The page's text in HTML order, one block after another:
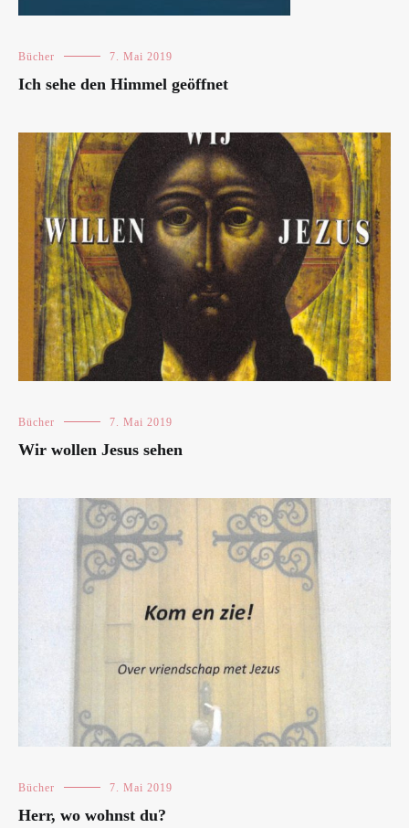
Bücher 7. Mai 2019
Ich sehe den Himmel geöffnet
Bücher 7. Mai 2019
Wir wollen Jesus sehen
Bücher 7. Mai 2019
Herr, wo wohnst du?